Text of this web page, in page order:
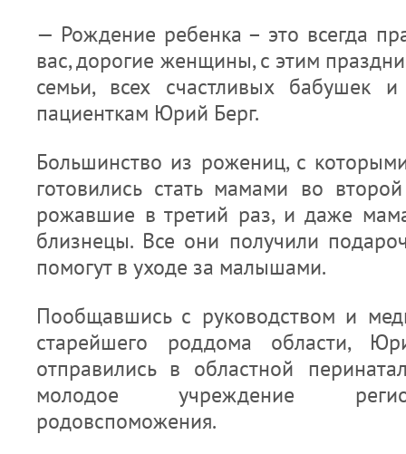
— Рождение ребенка – это всегда
вас, дорогие женщины, с этим
семьи, всех счастливых бабушек
пациенткам Юрий Берг.
Большинство из рожениц, с
готовились стать мамами во
рожавшие в третий раз, и даже
близнецы. Все они получили
помогут в уходе за малышами.
Пообщавшись с руководством и
старейшего роддома области,
отправились в областной
молодое учреждение
родовспоможения.